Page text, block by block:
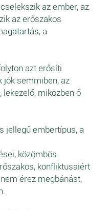
az ember, az
az erőszakos
a
azt erősíti
jók semmiben, az
miközben ő
jellegű embertípus, a
közömbös
konfliktusaiért
érez megbánást,